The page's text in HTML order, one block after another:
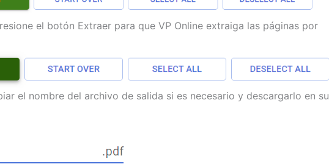
el botón Extraer para que VP Online extraiga las páginas por
el nombre del archivo de salida si es necesario y descargarlo en su